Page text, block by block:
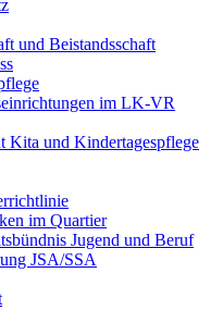
und Beistandsschaft
im LK-VR
Kita und Kindertagespflege
im Quartier
Jugend und Beruf
JSA/SSA